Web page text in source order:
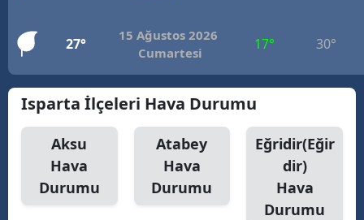
27°
15 Ağustos 2026
Cumartesi
17° 30°
Isparta İlçeleri Hava Durumu
Aksu
Hava
Durumu
Atabey
Hava
Durumu
Eğridir(Eğir
dir)
Hava
Durumu